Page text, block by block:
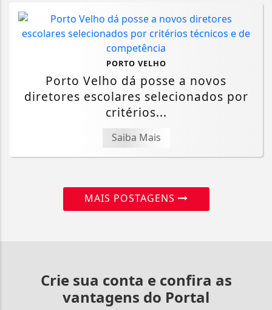
PORTO VELHO
Porto Velho dá posse a novos
diretores escolares selecionados por
critérios...
Saiba Mais
MAIS POSTAGENS
Crie sua conta e confira as
vantagens do Portal